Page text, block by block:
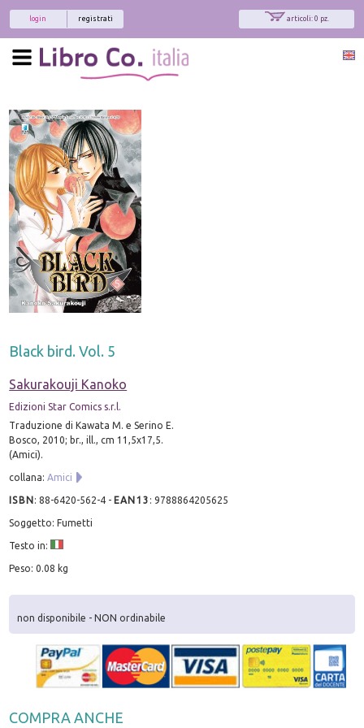
articoli: 0 pz.
registrati
login
Black bird. Vol. 5
Sakurakouji Kanoko
Edizioni Star Comics s.r.l.
Traduzione di Kawata M. e Serino E.
Bosco, 2010; br., ill., cm 11,5x17,5.
(Amici).
collana:Amici
ISBN:88-6420-562-4 - EAN13 :9788864205625
Soggetto: Fumetti
Testo in:
Peso: 0.08 kg
non disponibile - NON ordinabile
COMPRA ANCHE